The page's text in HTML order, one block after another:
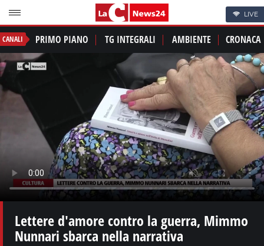
LIVE
CANALI PRIMO PIANO TG INTEGRALI AMBIENTE CRONACA
Lettere d'amore contro la guerra, Mimmo
Nunnari sbarca nella narrativa